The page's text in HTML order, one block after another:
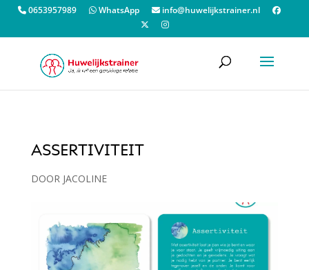
0653957989 WhatsApp info@huwelijkstrainer.nl
ASSERTIVITEIT
DOOR JACOLINE